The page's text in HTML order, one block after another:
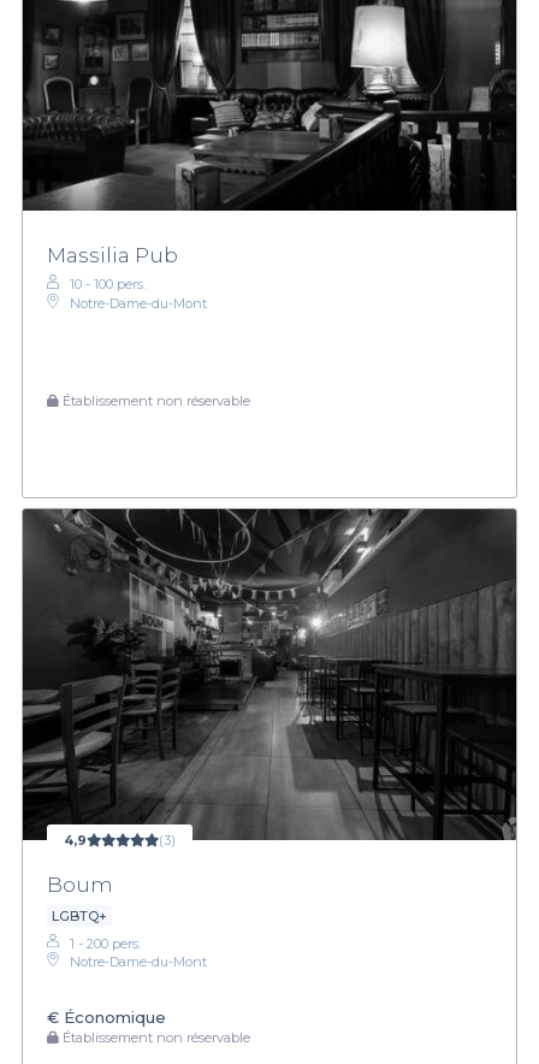
Massilia Pub
10 - 100 pers.
Notre-Dame-du-Mont
Établissement non réservable
4,9 (3)
Boum
LGBTQ+
1 - 200 pers.
Notre-Dame-du-Mont
€ Économique
Établissement non réservable